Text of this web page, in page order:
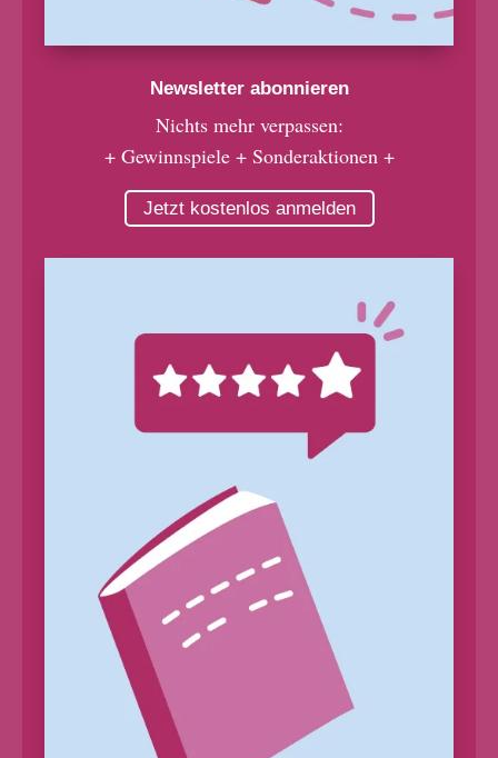
Newsletter abonnieren
Nichts mehr verpassen:
+ Gewinnspiele + Sonderaktionen +
Jetzt kostenlos anmelden